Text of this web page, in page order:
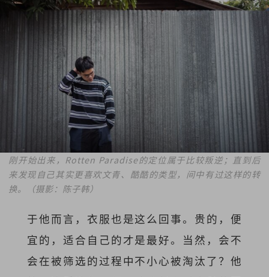
刚开始出来，Rotten Paradise的定位属于比较叛逆；直到后
来发现自己其实更喜欢文青、酷酷的类型，间中有过这样的转
换。（摄影：陈子韩）
于他而言，衣服也是这么回事。贵的，便
宜的，适合自己的才是最好。当然，会不
会在被筛选的过程中不小心被淘汰了？他